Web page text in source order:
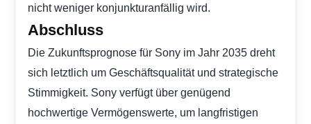
nicht weniger konjunkturanfällig wird.
Abschluss
Die Zukunftsprognose für Sony im Jahr 2035 dreht
sich letztlich um Geschäftsqualität und strategische
Stimmigkeit. Sony verfügt über genügend
hochwertige Vermögenswerte, um langfristigen